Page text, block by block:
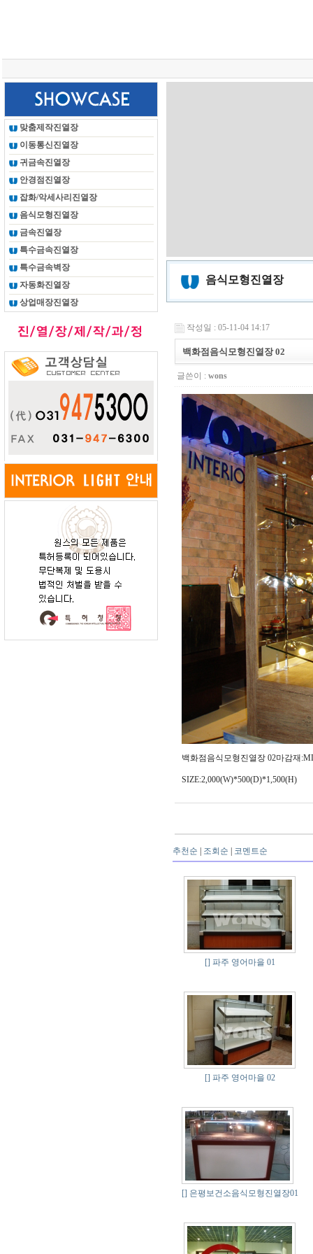
맞춤제작진열장
이동통신진열장
귀금속진열장
안경점진열장
잡화/악세사리진열장
음식모형진열장
금속진열장
특수금속진열장
특수금속벽장
자동화진열장
상업매장진열장
음식모형진열장
작성일 : 05-11-04 14:17
백화점음식모형진열장 02
글쓴이 : wons
백화점음식모형진열장 02마감재
SIZE:2,000(W)*500(D)*1,500(H)
추천순 조회순 코멘트순
[] 파주 영어마을 01
[] 파주 영어마을 02
[] 은평보건소음식모형진열장01